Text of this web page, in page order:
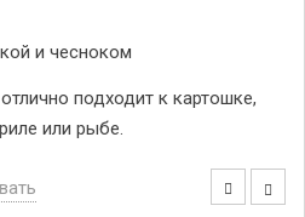
подходит к картошке,
или рыбе.